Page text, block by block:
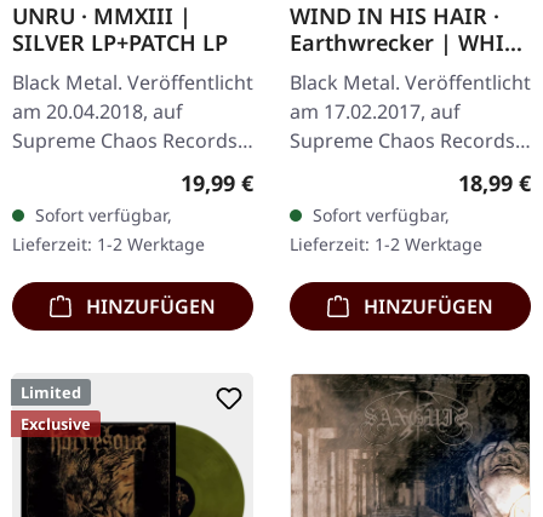
UNRU · MMXIII |
SILVER LP+PATCH LP
Black Metal. Veröffentlicht
am 20.04.2018, auf
Supreme Chaos Records.
Exklusives silbernes Vinyl -
nur beim SCR Mailorder,
mit rundem Logo-Patch!…
Regulärer Preis:
19,99 €
Sofort verfügbar,
Lieferzeit: 1-2 Werktage
HINZUFÜGEN
WIND IN HIS HAIR ·
Earthwrecker | WHITE
SPLATTER LP
Black Metal. Veröffentlicht
am 17.02.2017, auf
Supreme Chaos Records.
Weißes Vinyl mit grauen
Splattern im Standard-
Cover, kommt mit Insert.…
18,99 €
Sofort verfügbar,
Lieferzeit: 1-2 Werktage
HINZUFÜGEN
Limited
Exclusive